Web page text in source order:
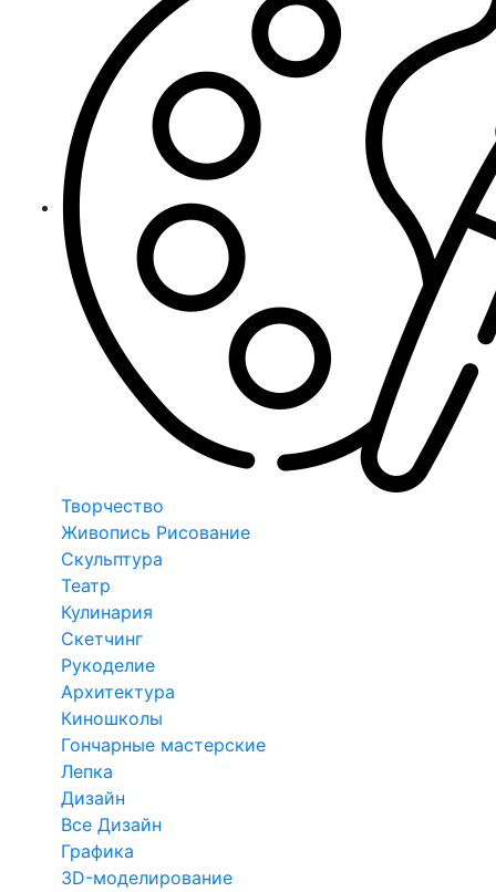
Творчество
Живопись Рисование
Скульптура
Театр
Кулинария
Скетчинг
Рукоделие
Архитектура
Киношколы
Гончарные мастерские
Лепка
Дизайн
Все Дизайн
Графика
3D-моделирование